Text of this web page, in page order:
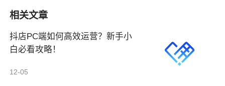
相关文章
抖店PC端如何高效运营？新手小
白必看攻略！
12-05